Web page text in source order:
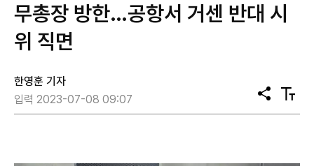
무총장 방한…공항서 거센 반대 시
위 직면
한영훈 기자
입력 2023-07-08 09:07
공
유
텍
스